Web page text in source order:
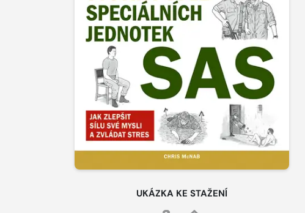
UKÁZKA KE STAŽENÍ